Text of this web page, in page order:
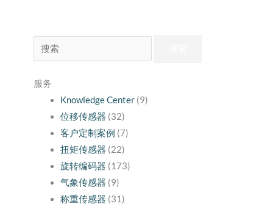
索：
服务
Knowledge Center(9)
位移传感器 (32)
客户定制案例 (7)
扭矩传感器 (22)
旋转编码器 (173)
气象传感器 (9)
称重传感器 (31)